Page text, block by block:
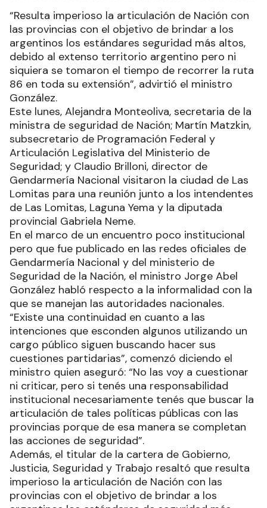
“Resulta imperioso la articulación de Nación con
las provincias con el objetivo de brindar a los
argentinos los estándares seguridad más altos,
debido al extenso territorio argentino pero ni
siquiera se tomaron el tiempo de recorrer la ruta
86 en toda su extensión”, advirtió el ministro
González.
Este lunes, Alejandra Monteoliva, secretaria de la
ministra de seguridad de Nación; Martín Matzkin,
subsecretario de Programación Federal y
Articulación Legislativa del Ministerio de
Seguridad; y Claudio Brilloni, director de
Gendarmería Nacional visitaron la ciudad de Las
Lomitas para una reunión junto a los intendentes
de Las Lomitas, Laguna Yema y la diputada
provincial Gabriela Neme.
En el marco de un encuentro poco institucional
pero que fue publicado en las redes oficiales de
Gendarmería Nacional y del ministerio de
Seguridad de la Nación, el ministro Jorge Abel
González habló respecto a la informalidad con la
que se manejan las autoridades nacionales.
“Existe una continuidad en cuanto a las
intenciones que esconden algunos utilizando un
cargo público siguen buscando hacer sus
cuestiones partidarias”, comenzó diciendo el
ministro quien aseguró: “No las voy a cuestionar
ni criticar, pero si tenés una responsabilidad
institucional necesariamente tenés que buscar la
articulación de tales políticas públicas con las
provincias porque de esa manera se completan
las acciones de seguridad”.
Además, el titular de la cartera de Gobierno,
Justicia, Seguridad y Trabajo resaltó que resulta
imperioso la articulación de Nación con las
provincias con el objetivo de brindar a los